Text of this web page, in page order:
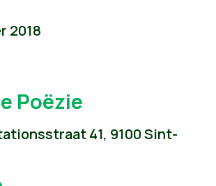
2018
Poëzie
41, 9100 Sint-